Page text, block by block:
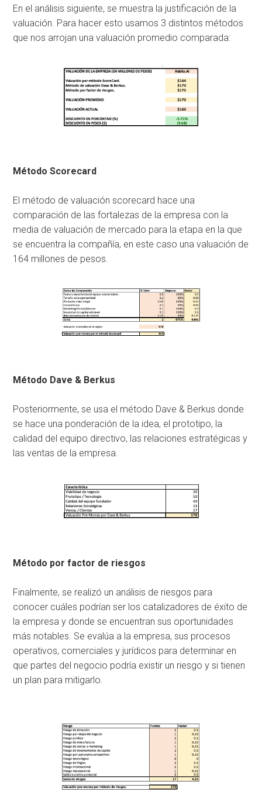
En el análisis siguiente, se muestra la justificación de la
valuación. Para hacer esto usamos 3 distintos métodos
que nos arrojan una valuación promedio comparada:
Método Scorecard
El método de valuación scorecard hace una
comparación de las fortalezas de la empresa con la
media de valuación de mercado para la etapa en la que
se encuentra la compañía, en este caso una valuación de
164 millones de pesos.
Método Dave & Berkus
Posteriormente, se usa el método Dave & Berkus donde
se hace una ponderación de la idea, el prototipo, la
calidad del equipo directivo, las relaciones estratégicas y
las ventas de la empresa.
Método por factor de riesgos
Finalmente, se realizó un análisis de riesgos para
conocer cuáles podrían ser los catalizadores de éxito de
la empresa y donde se encuentran sus oportunidades
más notables. Se evalúa a la empresa, sus procesos
operativos, comerciales y jurídicos para determinar en
que partes del negocio podría existir un riesgo y si tienen
un plan para mitigarlo.